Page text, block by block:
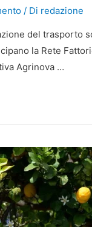
/ Di redazione
del trasporto
la Rete
Agrinova …